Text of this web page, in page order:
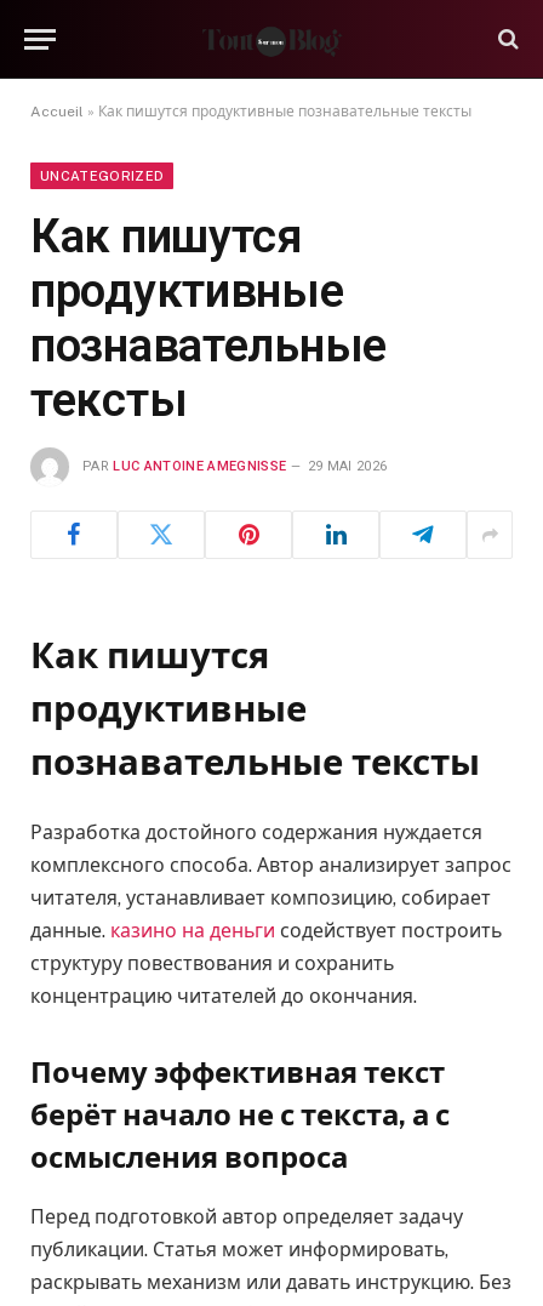
Accueil » Как пишутся продуктивные познавательные тексты
UNCATEGORIZED
Как пишутся
продуктивные
познавательные
тексты
PAR LUC ANTOINE AMEGNISSE 29 MAI 2026
Как пишутся
продуктивные
познавательные тексты
Разработка достойного содержания нуждается
комплексного способа. Автор анализирует запрос
читателя, устанавливает композицию, собирает
данные. казино на деньги содействует построить
структуру повествования и сохранить
концентрацию читателей до окончания.
Почему эффективная текст
берёт начало не с текста, а с
осмысления вопроса
Перед подготовкой автор определяет задачу
публикации. Статья может информировать,
раскрывать механизм или давать инструкцию. Без